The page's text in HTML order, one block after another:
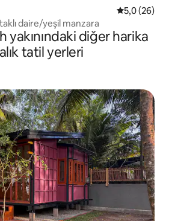
5 üzerinden
5,0 (26)
daire/yeşil manzara
yakınındaki diğer harika
tatil yerleri